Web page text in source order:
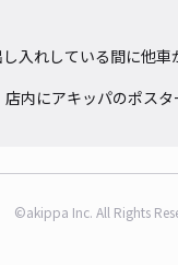
入れしている間に他
内にアキッパのポス
©akippa Inc. All Rights